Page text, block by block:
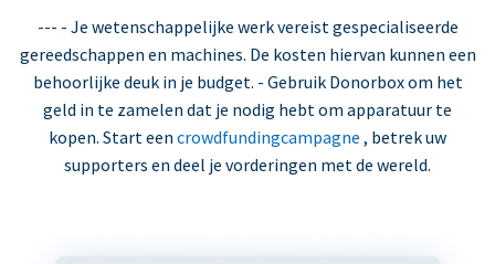
--- - Je wetenschappelijke werk vereist gespecialiseerde
gereedschappen en machines. De kosten hiervan kunnen een
behoorlijke deuk in je budget. - Gebruik Donorbox om het
geld in te zamelen dat je nodig hebt om apparatuur te
kopen. Start een crowdfundingcampagne , betrek uw
supporters en deel je vorderingen met de wereld.